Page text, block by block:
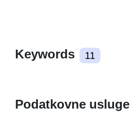
Keywords 11
Podatkovne usluge